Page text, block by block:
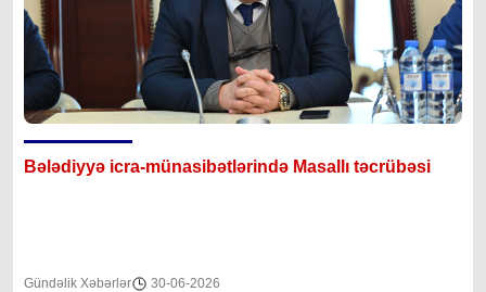
Bələdiyyə icra-münasibətlərində Masallı təcrübəsi
Gündəlik Xəbərlər 30-06-2026